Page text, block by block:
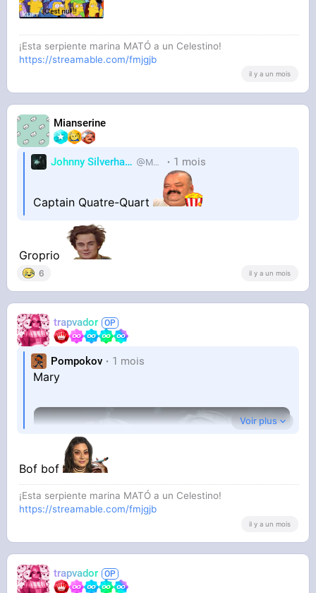
¡Esta serpiente marina MATÓ a un Celestino!
https://streamable.com/fmjgjb
il y a un mois
Mianserine
Johnny Silverhand MetalHurlant 1 mois
Captain Quatre-Quart
Groprio
6 il y a un mois
trapvador
Pompokov 1 mois
Mary
Silent Hill 2 - Intro / Mary's Letter [HD]
Harry Nott
Voir plus
Bof bof
¡Esta serpiente marina MATÓ a un Celestino!
https://streamable.com/fmjgjb
il y a un mois
trapvador